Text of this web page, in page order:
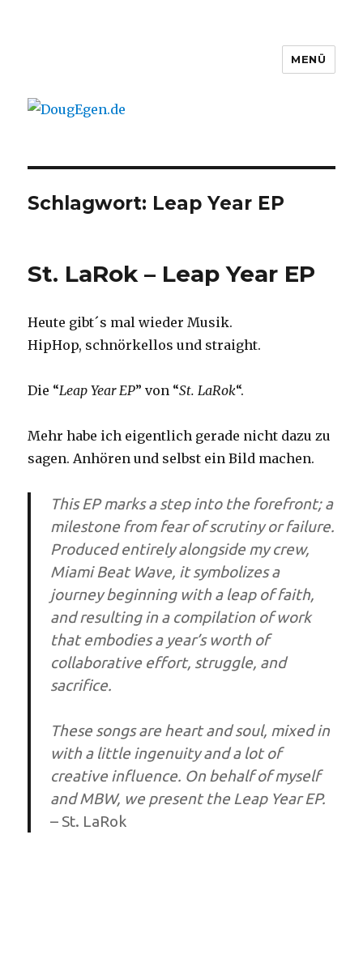
MENÜ
Schlagwort: Leap Year EP
St. LaRok – Leap Year EP
Heute gibt´s mal wieder Musik.
HipHop, schnörkellos und straight.
Die “Leap Year EP” von “St. LaRok“.
Mehr habe ich eigentlich gerade nicht dazu zu
sagen. Anhören und selbst ein Bild machen.
This EP marks a step into the forefront; a
milestone from fear of scrutiny or failure.
Produced entirely alongside my crew,
Miami Beat Wave, it symbolizes a
journey beginning with a leap of faith,
and resulting in a compilation of work
that embodies a year’s worth of
collaborative effort, struggle, and
sacrifice.
These songs are heart and soul, mixed in
with a little ingenuity and a lot of
creative influence. On behalf of myself
and MBW, we present the Leap Year EP.
– St. LaRok